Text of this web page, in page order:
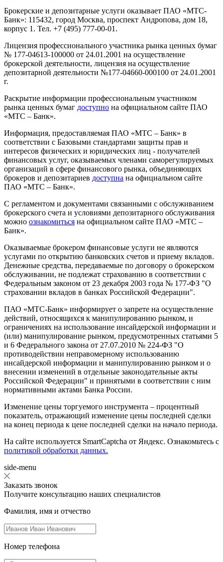
Брокерские и депозитарные услуги оказывает ПАО «МТС-
Банк»: 115432, город Москва, проспект Андропова, дом 18,
корпус 1. Тел. +7 (495) 777-00-01.
Лицензия профессионального участника рынка ценных бумаг
№ 177-04613-100000 от 24.01.2001 на осуществление
брокерской деятельности, лицензия на осуществление
депозитарной деятельности №177-04660-000100 от 24.01.2001
г.
Раскрытие информации профессиональным участником
рынка ценных бумаг доступно на официальном сайте ПАО
«МТС – Банк».
Информация, предоставляемая ПАО «МТС – Банк» в
соответствии с Базовыми стандартами защиты прав и
интересов физических и юридических лиц - получателей
финансовых услуг, оказываемых членами саморегулируемых
организаций в сфере финансового рынка, объединяющих
брокеров и депозитариев доступна на официальном сайте
ПАО «МТС – Банк».
С регламентом и документами связанными с обслуживанием
брокерского счета и условиями депозитарного обслуживания
можно ознакомиться на официальном сайте ПАО «МТС –
Банк».
Оказываемые брокером финансовые услуги не являются
услугами по открытию банковских счетов и приему вкладов.
Денежные средства, передаваемые по договору о брокерском
обслуживании, не подлежат страхованию в соответствии с
Федеральным законом от 23 декабря 2003 года № 177-ФЗ "О
страховании вкладов в банках Российской Федерации".
ПАО «МТС-Банк» информирует о запрете на осуществление
действий, относящихся к манипулированию рынком, и
ограничениях на использование инсайдерской информации и
(или) манипулирование рынком, предусмотренных статьями 5
и 6 Федерального закона от 27.07.2010 № 224-ФЗ "О
противодействии неправомерному использованию
инсайдерской информации и манипулированию рынком и о
внесении изменений в отдельные законодательные акты
Российской Федерации" и принятыми в соответствии с ним
нормативными актами Банка России.
Изменение цены торгуемого инструмента – процентный
показатель, отражающий изменение цены последней сделки
на конец периода к цене последней сделки на начало периода.
На сайте используется SmartCaptcha от Яндекс. Ознакомьтесь с
политикой обработки данных.
side-menu
Заказать звонок
Получите консультацию наших специалистов
Фамилия, имя и отчество
Номер телефона